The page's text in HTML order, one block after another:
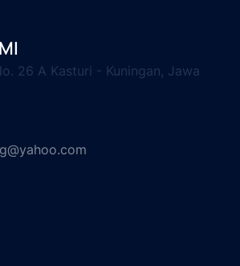
26 A Kasturi - Kuningan, Jawa